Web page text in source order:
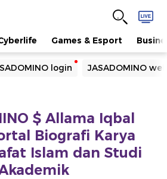
Games & Esport
login JASADOMINO
dicari
$ Allama Iqbal
Biografi Karya
Islam dan Studi